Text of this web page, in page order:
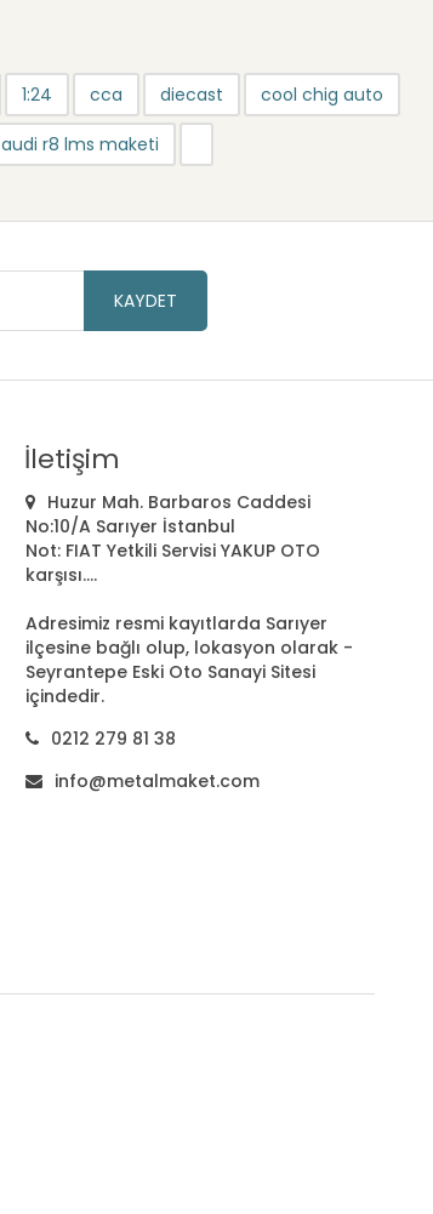
1:24 cca diecast cool chig auto
audi r8 lms maketi
KAYDET
İletişim
Huzur Mah. Barbaros Caddesi
No:10/A Sarıyer İstanbul
Not: FIAT Yetkili Servisi YAKUP OTO
karşısı....
Adresimiz resmi kayıtlarda Sarıyer
ilçesine bağlı olup, lokasyon olarak -
Seyrantepe Eski Oto Sanayi Sitesi
içindedir.
0212 279 81 38
info@metalmaket.com